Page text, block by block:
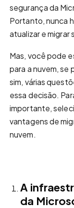
segurança da
Portanto, nunca
atualizar e migrar
Mas, você pode
para a nuvem, se
sim, várias
essa decisão.
importante,
vantagens de
nuvem.
A
da